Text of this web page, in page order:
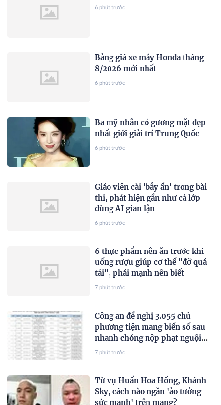
6 phút trước
Bảng giá xe máy Honda tháng
8/2026 mới nhất
6 phút trước
Ba mỹ nhân có gương mặt đẹp
nhất giới giải trí Trung Quốc
6 phút trước
Giáo viên cài 'bẫy ẩn' trong bài
thi, phát hiện gần như cả lớp
dùng AI gian lận
6 phút trước
6 thực phẩm nên ăn trước khi
uống rượu giúp cơ thể "đỡ quá
tải", phái mạnh nên biết
7 phút trước
Công an đề nghị 3.055 chủ
phương tiện mang biển số sau
nhanh chóng nộp phạt nguội
theo Nghị định 168
7 phút trước
Từ vụ Huấn Hoa Hồng, Khánh
Sky, cách nào ngăn 'ảo tưởng
sức mạnh' trên mạng?